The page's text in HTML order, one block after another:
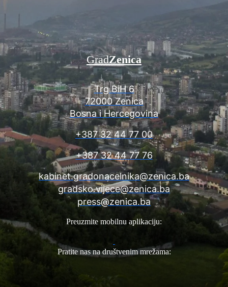
Trg BiH 6
72000 Zenica
Bosna i Hercegovina
+387 32 44 77 00
+387 32 44 77 76
kabinet.gradonacelnika@zenica.ba
gradsko.vijece@zenica.ba
press@zenica.ba
GradZenica
Preuzmite mobilnu aplikaciju:
Pratite nas na društvenim mrežama: